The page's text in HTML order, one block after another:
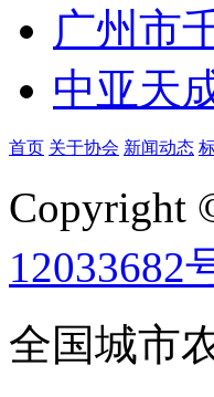
广州市
中亚天
首页 关于协会 新闻动态
Copyright
12033682
全国城市